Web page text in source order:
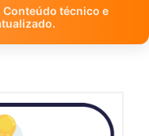
Conteúdo técnico e